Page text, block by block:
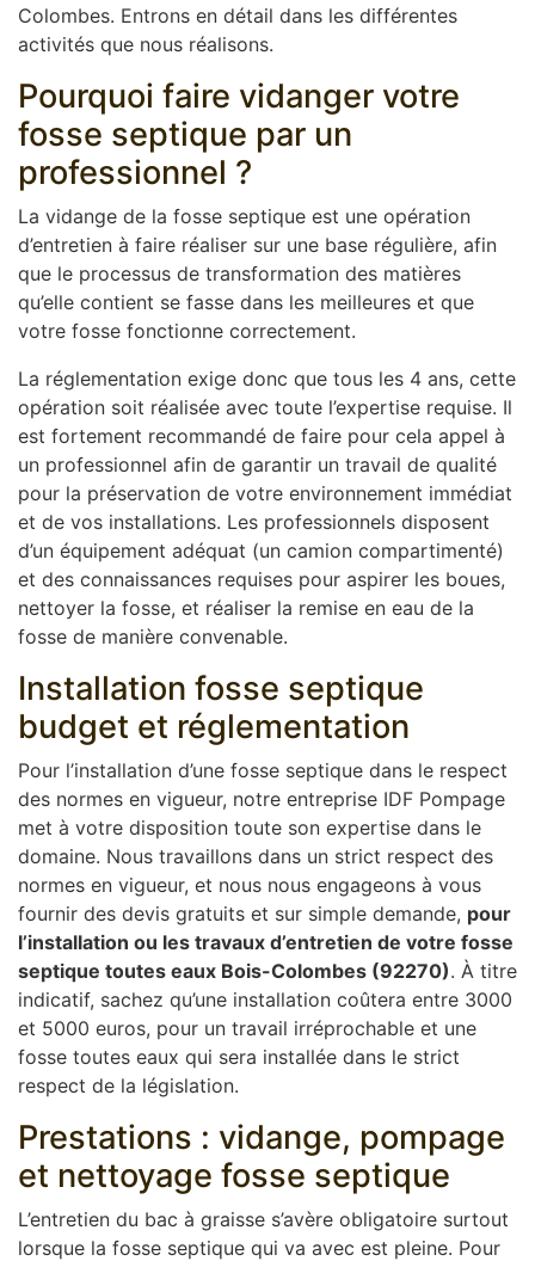
Colombes. Entrons en détail dans les différentes
activités que nous réalisons.
Pourquoi faire vidanger votre
fosse septique par un
professionnel ?
La vidange de la fosse septique est une opération
d’entretien à faire réaliser sur une base régulière, afin
que le processus de transformation des matières
qu’elle contient se fasse dans les meilleures et que
votre fosse fonctionne correctement.
La réglementation exige donc que tous les 4 ans, cette
opération soit réalisée avec toute l’expertise requise. Il
est fortement recommandé de faire pour cela appel à
un professionnel afin de garantir un travail de qualité
pour la préservation de votre environnement immédiat
et de vos installations. Les professionnels disposent
d’un équipement adéquat (un camion compartimenté)
et des connaissances requises pour aspirer les boues,
nettoyer la fosse, et réaliser la remise en eau de la
fosse de manière convenable.
Installation fosse septique
budget et réglementation
Pour l’installation d’une fosse septique dans le respect
des normes en vigueur, notre entreprise IDF Pompage
met à votre disposition toute son expertise dans le
domaine. Nous travaillons dans un strict respect des
normes en vigueur, et nous nous engageons à vous
fournir des devis gratuits et sur simple demande, pour
l’installation ou les travaux d’entretien de votre fosse
septique toutes eaux Bois-Colombes (92270). À titre
indicatif, sachez qu’une installation coûtera entre 3000
et 5000 euros, pour un travail irréprochable et une
fosse toutes eaux qui sera installée dans le strict
respect de la législation.
Prestations : vidange, pompage
et nettoyage fosse septique
L’entretien du bac à graisse s’avère obligatoire surtout
lorsque la fosse septique qui va avec est pleine. Pour